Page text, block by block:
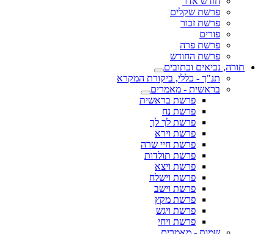
פרשת שקלים
פרשת זכור
פורים
פרשת פרה
פרשת החודש
תורה, נביאים וכתובים
תנ"ך - כללי, ביקורת המקרא
בראשית - מאמרים
פרשת בראשית
פרשת נח
פרשת לך לך
פרשת וירא
פרשת חיי שרה
פרשת תולדות
פרשת ויצא
פרשת וישלח
פרשת וישב
פרשת מקץ
פרשת ויגש
פרשת ויחי